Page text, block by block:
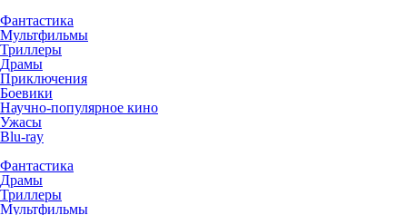
Фантастика
Мультфильмы
Триллеры
Драмы
Приключения
Боевики
Научно-популярное кино
Ужасы
Blu-ray
Фантастика
Драмы
Триллеры
Мультфильмы